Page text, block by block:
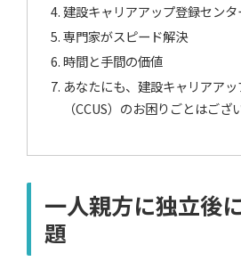
建設キャリアアップ登録セン
専門家がスピード解決
時間と手間の価値
あなたにも、建設キャリアア
（CCUS）のお困りごとはござ
一人親方に独立後
題